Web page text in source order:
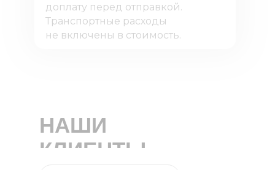
доплату перед отправкой.
Транспортные расходы
не включены в стоимость.
НАШИ
КЛИЕНТЫ